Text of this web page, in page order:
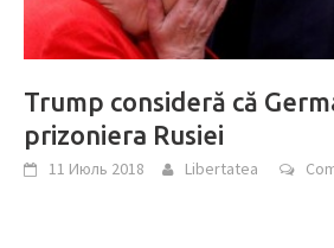
Trump consideră că
prizoniera Rusiei
11 Июль 2018 Libertatea